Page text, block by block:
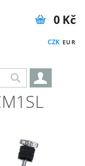
CZK EUR
0 Kč